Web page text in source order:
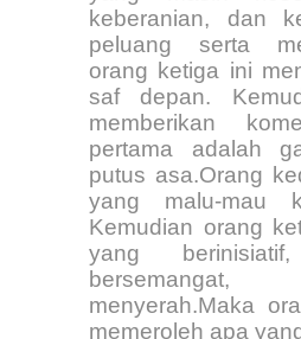
keberanian, dan
peluang serta
orang ketiga ini
saf depan.
memberikan
pertama adalah
putus asa.Orang
yang malu-mau
Kemudian orang
yang
menyerah.Maka
memeroleh apa